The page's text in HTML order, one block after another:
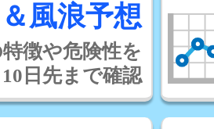
風浪予想
徴や危険性を
10日先まで確認